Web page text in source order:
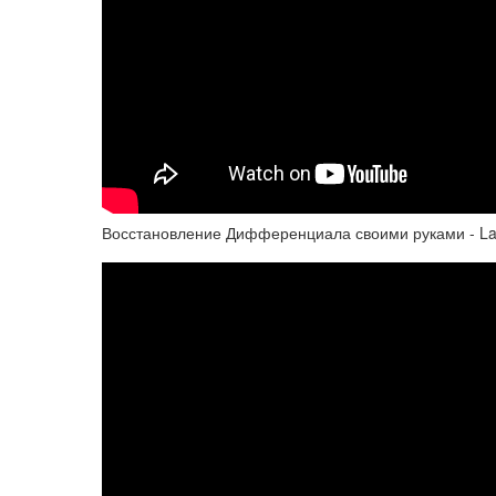
Восстановление Дифференциала своими руками -